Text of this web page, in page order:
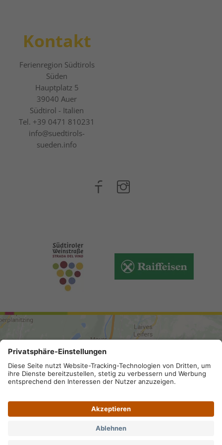
Kontakt
Ferienregion Südtirols
Süden
Hauptplatz 5
39040 Auer
Südtirol - Italien
Tel. +39 0471 810231
info@suedtirols-
sueden.info
ANREISE
Impressum . Privacy
SDI-Kodex: A4RZ960